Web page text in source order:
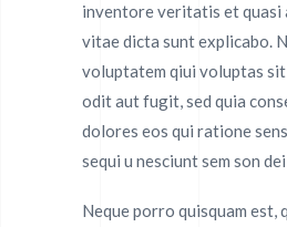
inventore veritatis et quasi
vitae dicta sunt explicabo.
voluptatem qiui voluptas
odit aut fugit, sed quia
dolores eos qui ratione
sequi u nesciunt sem son
Neque porro quisquam est,